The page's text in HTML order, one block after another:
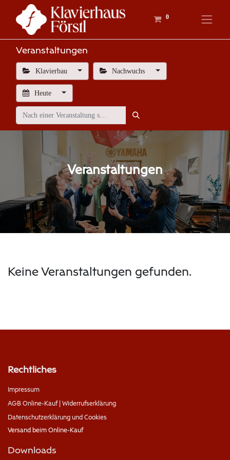
0
Veranstaltungen
Klavierbau Nachwuchs
Heute
Veranstaltungen
Keine Veranstaltungen gefunden.
Rechtliches
Impressum
AGB Online-Kauf | Widerrufserklärung
Datenschutzerklärung und Cookies
Versand beim Online-Kauf
Downloads